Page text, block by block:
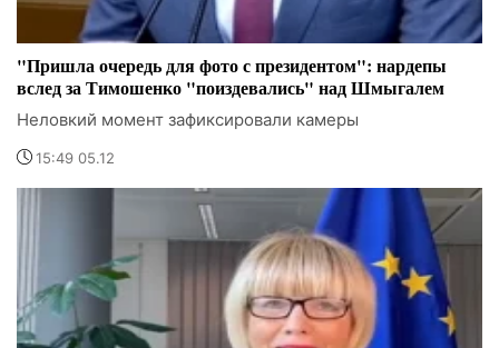
"Пришла очередь для фото с президентом": нардепы
вслед за Тимошенко "поиздевались" над Шмыгалем
Неловкий момент зафиксировали камеры
15:49 05.12